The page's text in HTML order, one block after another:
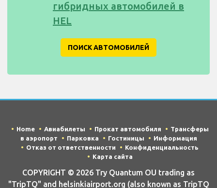
гибридных автомобилей в
HEL
ПОИСК АВТОМОБИЛЕЙ
Home Авиабилеты Прокат автомобиля
Трансферы
в аэропорт
Парковка Гостиницы
Информация
Отказ от ответственности
Конфиденциальность
Карта сайта
COPYRIGHT © 2026 Try Quantum OU trading as
"TripTQ" and helsinkiairport.org (also known as TripTQ